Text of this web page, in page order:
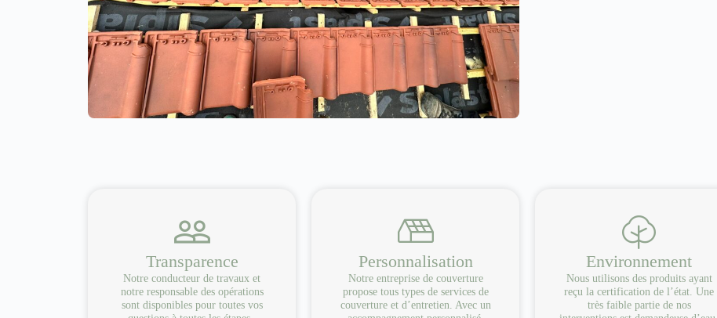
Transparence
Notre conducteur de travaux et
notre responsable des opérations
sont disponibles pour toutes vos
Personnalisation
Notre entreprise de couverture
propose tous types de services de
couverture et d’entretien. Avec un
Environnement
Nous utilisons des produits ayant
reçu la certification de l’état. Une
très faible partie de nos